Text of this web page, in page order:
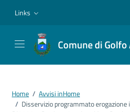
Links
Comune di Golfo
Home / Avvisi inHome
/ Disservizio programmato